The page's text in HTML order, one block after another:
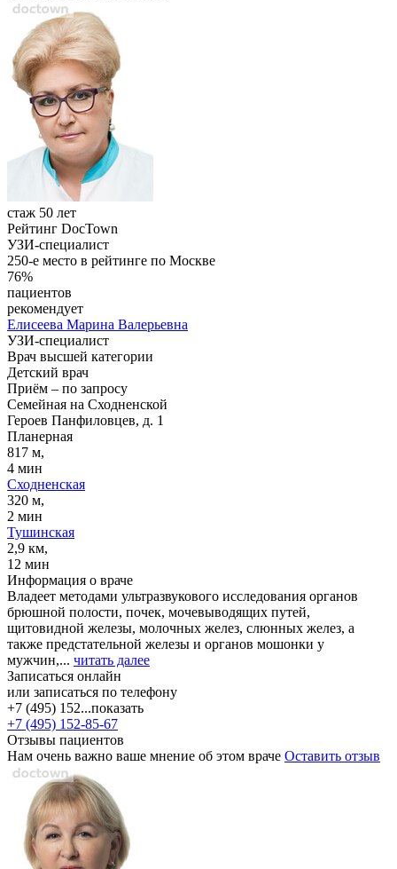
стаж 50 лет
Рейтинг DocTown
УЗИ-специалист
250-е место в рейтинге по Москве
76%
пациентов
рекомендует
Елисеева Марина Валерьевна
УЗИ-специалист
Врач высшей категории
Детский врач
Приём – по запросу
Семейная на Сходненской
Героев Панфиловцев, д. 1
Планерная
817 м,
4 мин
Сходненская
320 м,
2 мин
Тушинская
2,9 км,
12 мин
Информация о враче
Владеет методами ультразвукового исследования органов
брюшной полости, почек, мочевыводящих путей,
щитовидной железы, молочных желез, слюнных желез, а
также предстательной железы и органов мошонки у
мужчин,... читать далее
Записаться онлайн
или записаться по телефону
+7 (495) 152...показать
+7 (495) 152-85-67
Отзывы пациентов
Нам очень важно ваше мнение об этом враче Оставить отзыв